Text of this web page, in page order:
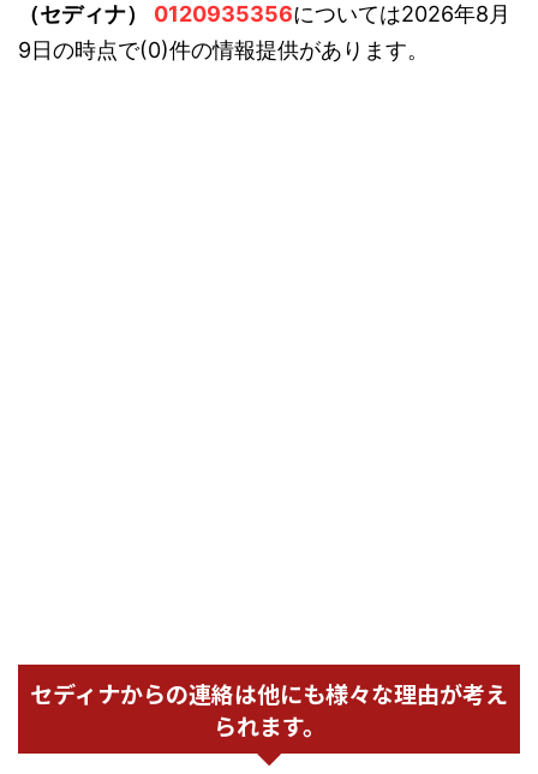
（セディナ）
0120935356については2026年8月
9日の時点で(0)件の情報提供があります。
セディナからの連絡は他にも様々な理由が考え
られます。